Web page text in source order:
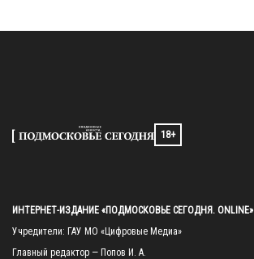
18+
ИНТЕРНЕТ-ИЗДАНИЕ «ПОДМОСКОВЬЕ СЕГОДНЯ. ONLINE»
Учредители: ГАУ МО «Цифровые Медиа»
Главный редактор — Попов И. А.